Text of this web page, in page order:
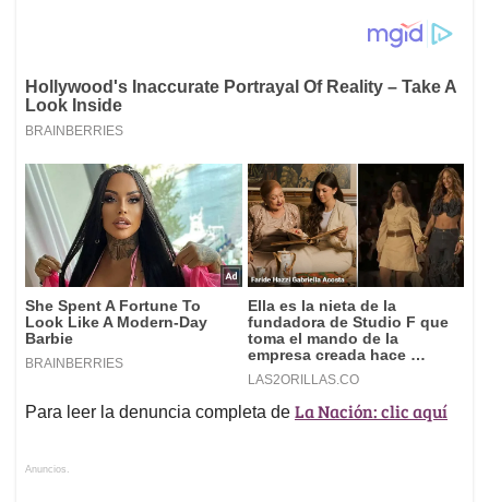
Para leer la denuncia completa de La Nación: clic aquí
Anuncios.